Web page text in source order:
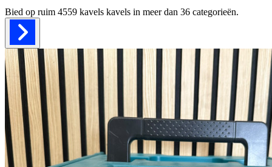
Bied op ruim 4559 kavels kavels in meer dan 36 categorieën.